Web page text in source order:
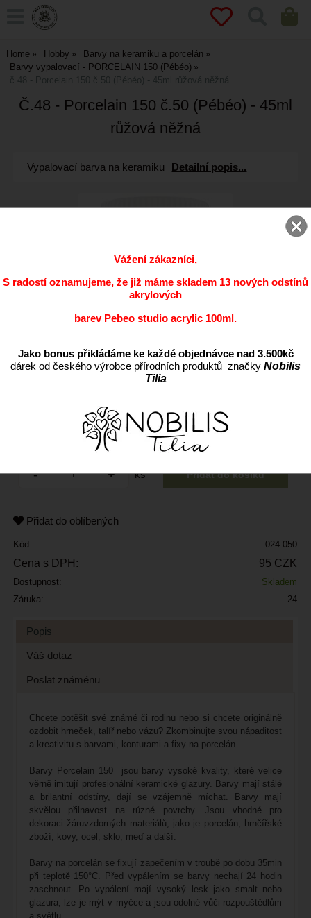
Home Hobby
Barvy na keramiku a porcelán
Barvy vypalovací - PORCELAIN 150 (Pébéo)
č.48 - Porcelain 150 č.50 (Pébéo) - 45ml růžová něžná
Č.48 - Porcelain 150 č.50 (Pébéo) - 45ml
růžová něžná
Vypalovací barva na keramiku Detailní popis...
ks
Přidat do oblíbených
Kód: 024-050
Cena s DPH: 95 CZK
Dostupnost:
Skladem
Záruka:
24
Popis
Váš dotaz
Poslat známénu
Chcete potěšit své známé či rodinu nebo si chcete originálně
ozdobit hrneček, talíř nebo vázu? Zkombinujte svou nápaditost
a kreativitu s barvami, konturami a fixy na porcelán.
Barvy Porcelain 150 jsou barvy vysoké kvality, které velice
věrně imitují profesionální keramické glazury. Barvy mají stálé
a brilantní odstíny, dají se vzájemně míchat. Barvy mají
skvělou přilnavost na různé povrchy. Jsou vhodné pro
dekoraci žáruvzdorných materiálů, jako je porcelán, hrnčířské
zboží, kovy, ocel, sklo, meď a další.
Barvy na porcelán se fixují zapečením v troubě po dobu 35min
při teplotě 150°C. Před vypálením se barvy nechají 24 hodin
zaschnout. Po vypálení mají vysoký lesk jako smalt nebo
glazura, lze je mýt v myčce a jsou odolné vůči rozpouštědlům
a světlu.
Vážení zákazníci,
S radostí oznamujeme, že již máme skladem 13 nových odstínů
akrylových
barev Pebeo studio acrylic 100ml.
Jako bonus přikládáme ke každé objednávce nad 3.500kč
dárek od českého výrobce přírodních produktů značky Nobilis
Tilia